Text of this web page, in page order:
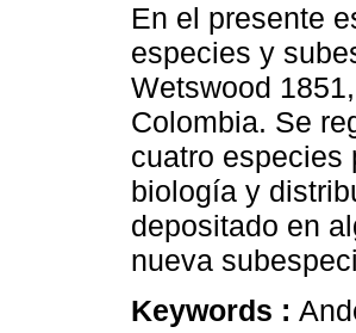
En el presente
especies y
Wetswood
Colombia. Se
cuatro especies
biología y
depositado en
nueva
Keywords :